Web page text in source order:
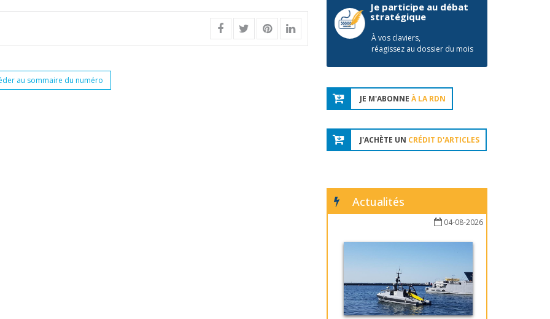
au sommaire du numéro
Je participe au débat
stratégique
À vos claviers,
réagissez au dossier du mois
JE M'ABONNE À LA RDN
J'ACHÈTE UN CRÉDIT D'ARTICLES
Actualités
04-08-2026